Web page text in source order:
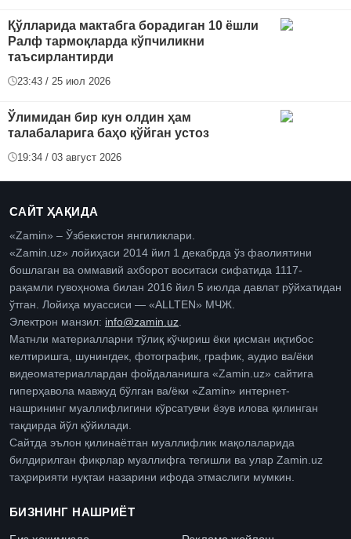
Қўлларида мактабга борадиган 10 ёшли
Ралф тармоқларда кўпчиликни
таъсирлантирди
23:43 / 25 июл 2026
Ўлимидан бир кун олдин ҳам
талабаларига баҳо қўйган устоз
19:34 / 03 август 2026
САЙТ ҲАҚИДА
«Zamin» – Ўзбекистон янгиликлари.
«Zamin.uz» лойиҳаси 2014 йил 1 декабрда ўз фаолиятини
бошлаган ва оммавий ахборот воситаси сифатида 1117-
рақамли гувоҳнома билан 2016 йил 5 июлда давлат рўйхатидан
ўтган. Лойиҳа муассиси — «ALLTEN» МЧЖ.
Электрон манзил: info@zamin.uz
Матнли материалларни тўлиқ кўчириш ёки қисман иқтибос
келтиришга, шунингдек, фотографик, график, аудио ва/ёки
видеоматериаллардан фойдаланишга «Zamin.uz» сайтига
гиперҳавола мавжуд бўлган ва/ёки «Zamin» интернет-
нашрининг муаллифлигини кўрсатувчи ёзув илова қилинган
тақдирда йўл қўйилади.
Сайтда эълон қилинаётган муаллифлик мақолаларида
билдирилган фикрлар муаллифга тегишли ва улар Zamin.uz
таҳририяти нуқтаи назарини ифода этмаслиги мумкин.
БИЗНИНГ НАШРИЁТ